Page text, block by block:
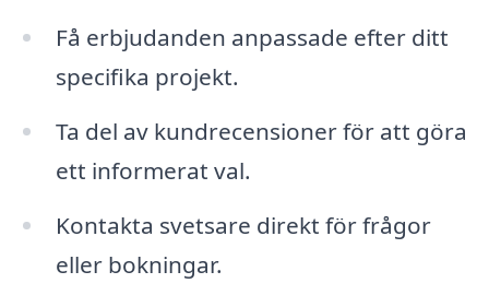
Få erbjudanden anpassade efter ditt
specifika projekt.
Ta del av kundrecensioner för att göra
ett informerat val.
Kontakta svetsare direkt för frågor
eller bokningar.